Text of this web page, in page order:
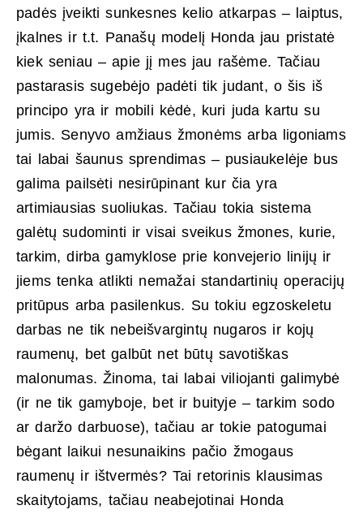
padės įveikti sunkesnes kelio atkarpas – laiptus,
įkalnes ir t.t. Panašų modelį Honda jau pristatė
kiek seniau – apie jį mes jau rašėme. Tačiau
pastarasis sugebėjo padėti tik judant, o šis iš
principo yra ir mobili kėdė, kuri juda kartu su
jumis. Senyvo amžiaus žmonėms arba ligoniams
tai labai šaunus sprendimas – pusiaukelėje bus
galima pailsėti nesirūpinant kur čia yra
artimiausias suoliukas. Tačiau tokia sistema
galėtų sudominti ir visai sveikus žmones, kurie,
tarkim, dirba gamyklose prie konvejerio linijų ir
jiems tenka atlikti nemažai standartinių operacijų
pritūpus arba pasilenkus. Su tokiu egzoskeletu
darbas ne tik nebeišvargintų nugaros ir kojų
raumenų, bet galbūt net būtų savotiškas
malonumas. Žinoma, tai labai viliojanti galimybė
(ir ne tik gamyboje, bet ir buityje – tarkim sodo
ar daržo darbuose), tačiau ar tokie patogumai
bėgant laikui nesunaikins pačio žmogaus
raumenų ir ištvermės? Tai retorinis klausimas
skaitytojams, tačiau neabejotinai Honda